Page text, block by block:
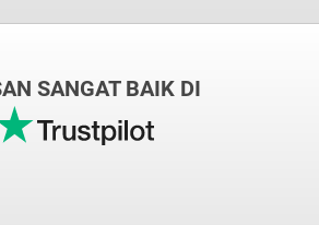
SANGAT BAIK DI